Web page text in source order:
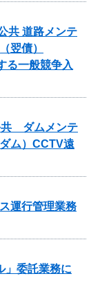
共 道路メンテ
翌債）
る一般競争入
共 ダムメンテ
ム）CCTV遠
運行管理業務
」委託業務に